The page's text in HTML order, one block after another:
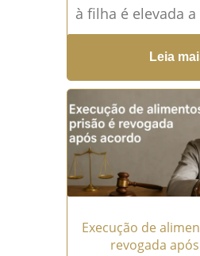
à filha é elevada a
mundo do
foi surpreendido
notícia...Leia
Leia
Execução de
revogada